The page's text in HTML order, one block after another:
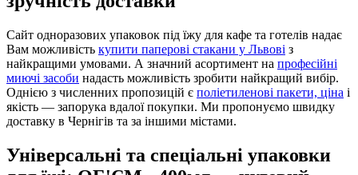
Сайт одноразових упаковок під їжу для кафе та готелів надає
Вам можливість купити паперові стакани у Львові з
найкращими умовами. А значний асортимент на професійні
миючі засоби надасть можливість зробити найкращий вибір.
Однією з численних пропозицій є поліетиленові пакети, ціна і
якість — запорука вдалої покупки. Ми пропонуємо швидку
доставку в Чернігів та за іншими містами.
Універсальні та спеціальні упаковки